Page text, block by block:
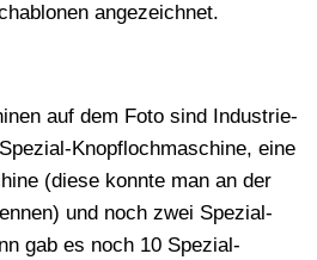
angezeichnet.
auf dem Foto sind Industrie-
Knopflochmaschine, eine
(diese konnte man an der
und noch zwei Spezial-
gab es noch 10 Spezial-